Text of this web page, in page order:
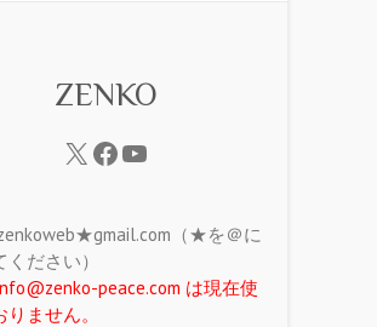
ZENKO
（★を＠に
ださい）
peace.com は現在使
ません。